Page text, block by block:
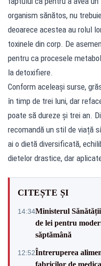
organism sănătos, nu
deoarece acestea au rolul
toxinele din corp. De
pentru ca procesele
la detoxifiere.
Conform aceleași surse,
în timp de trei luni, dar
poate să dureze și trei an.
recomandă un stil de viață
ai o dietă diversificată,
dietelor drastice, dar
CITEȘTE ȘI
14:34Ministerul
de lei pentru
săptămână
12:52Întreruperea
fabricilor de